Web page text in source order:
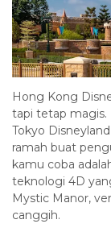
Hong Kong
tapi tetap magis.
Tokyo
ramah buat
kamu coba
teknologi 4D
Mystic Manor,
canggih.